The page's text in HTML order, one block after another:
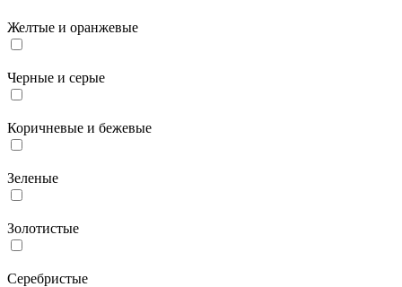
Желтые и оранжевые
Черные и серые
Коричневые и бежевые
Зеленые
Золотистые
Серебристые